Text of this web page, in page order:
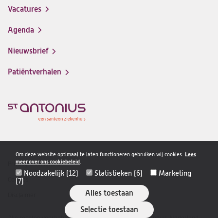
Om deze website optimaal te laten functioneren gebruiken wij cookies. Lees
meer over ons cookiebeleid.
Noodzakelijk (12) Statistieken (6)
Marketing
(7)
Alles toestaan
Selectie toestaan
in
nieuwe
Vacatures
(opent
in
nieuwe
Agenda
Nieuwsbrief
Patiëntverhalen
Disclaimer
navigatie
Privacy & veiligheid
Cookies